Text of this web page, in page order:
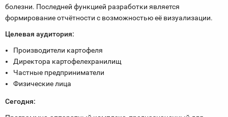
болезни. Последней функцией разработки является
формирование отчётности с возможностью её визуализации.
Целевая аудитория:
Производители картофеля
Директора картофелехранилищ
Частные предприниматели
Физические лица
Сегодня: